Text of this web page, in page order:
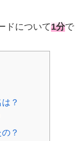
ドについて1分
？
？